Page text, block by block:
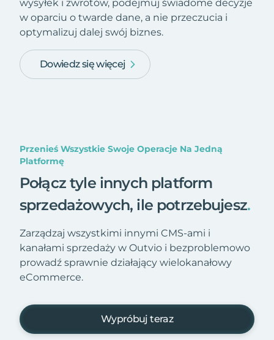
wysyłek i zwrotów, podejmuj świadome decyzje
w oparciu o twarde dane, a nie przeczucia i
optymalizuj dalej swój biznes.
Dowiedz się więcej
Przenieś Wszystkie Swoje Operacje Na Jedną
Platformę
Połącz tyle innych platform
sprzedażowych, ile potrzebujesz.
Zarządzaj wszystkimi innymi CMS-ami i
kanałami sprzedaży w Outvio i bezproblemowo
prowadź sprawnie działający wielokanałowy
eCommerce.
Wypróbuj teraz